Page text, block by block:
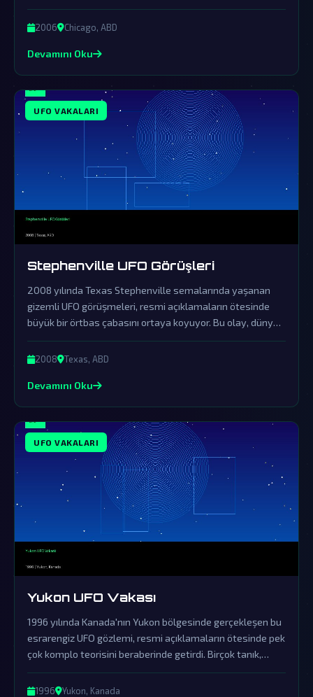
örtbas çabalarına rağmen, bu olay dünya dışı varlıkların
gerçekliğine dair güçlü ipuçları sunuyor.
2006 Chicago, ABD
Devamını Oku
UFO VAKALARI
Stephenville UFO Görüşleri
2008 yılında Texas Stephenville semalarında yaşanan
gizemli UFO görüşmeleri, resmi açıklamaların ötesinde
büyük bir örtbas çabasını ortaya koyuyor. Bu olay, dünya
dışı ziyaretçilerin varlığını somut delillerle destekleyen en
çarpıcı örneklerden biri olarak kabul ediliyor.
2008 Texas, ABD
Devamını Oku
UFO VAKALARI
Yukon UFO Vakası
1996 yılında Kanada'nın Yukon bölgesinde gerçekleşen bu
esrarengiz UFO gözlemi, resmi açıklamaların ötesinde pek
çok komplo teorisini beraberinde getirdi. Birçok tanık,
bölgenin gökyüzünde açıklanamayan bir ışık ve garip
hareketler gördüğünü bildirirken, devletin bu olayı örtbas
1996 Yukon, Kanada